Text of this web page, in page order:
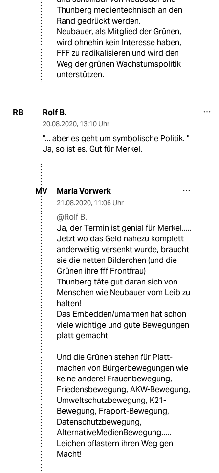
Thunberg medientechnisch an den
Rand gedrückt werden.
Neubauer, als Mitglied der Grünen,
wird ohnehin kein Interesse haben,
FFF zu radikalisieren und wird den
Weg der grünen Wachstumspolitik
unterstützen.
RB Rolf B.
20.08.2020, 13:10 Uhr
"... aber es geht um symbolische Politik. "
Ja, so ist es. Gut für Merkel.
MV Maria Vorwerk
21.08.2020, 11:06 Uhr
@Rolf B.:
Ja, der Termin ist genial für Merkel.....
Jetzt wo das Geld nahezu komplett
anderweitig versenkt wurde, braucht
sie die netten Bilderchen (und die
Grünen ihre fff Frontfrau)
Thunberg täte gut daran sich von
Menschen wie Neubauer vom Leib zu
halten!
Das Embedden/umarmen hat schon
viele wichtige und gute Bewegungen
platt gemacht!
Und die Grünen stehen für Platt-
machen von Bürgerbewegungen wie
keine andere! Frauenbewegung,
Friedensbewegung, AKW-Bewegung,
Umweltschutzbewegung, K21-
Bewegung, Fraport-Bewegung,
Datenschutzbewegung,
AlternativeMedienBewegung.....
Leichen pflastern ihren Weg gen
Macht!